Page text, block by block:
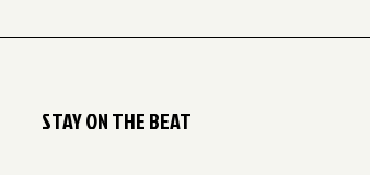
STAY ON THE BEAT